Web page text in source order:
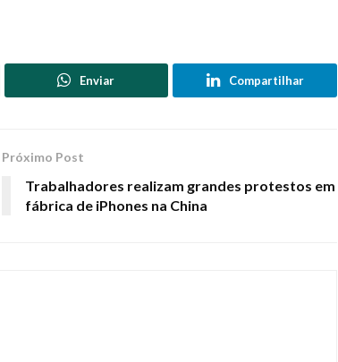
Enviar Compartilhar
Próximo Post
Trabalhadores realizam grandes protestos em
fábrica de iPhones na China